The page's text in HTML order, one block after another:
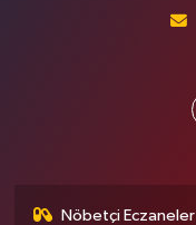
Nöbetçi Eczaneler